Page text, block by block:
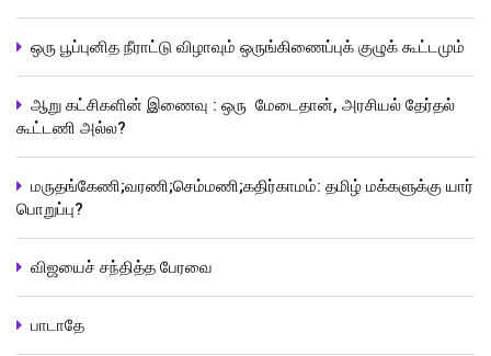
ஒரு பூப்புனித நீராட்டு விழாவும் ஒருங்கிணைப்புக் குழுக் கூட்டமும்
ஆறு கட்சிகளின் இணைவு : ஒரு மேடைதான், அரசியல் தேர்தல்
கூட்டணி அல்ல?
மருதங்கேணி;வரணி;செம்மணி;கதிர்காமம்: தமிழ் மக்களுக்கு யார்
பொறுப்பு?
விஜயைச் சந்தித்த பேரவை
பாடாதே